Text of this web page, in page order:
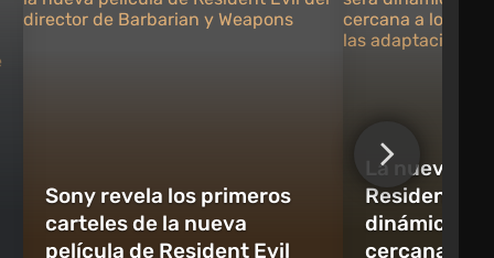
Sony revela los primeros
carteles de la nueva
película de Resident Evil
La nueva
Resident
dinámica,
cercana a